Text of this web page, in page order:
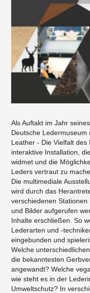
Als Auftakt im Jahr
Deutsche Ledermuseum
Leather - Die Vielfalt des
interaktive Installation,
widmet und die
Leders vertraut zu
Die multimediale
wird durch das
verschiedenen
und Bilder aufgerufen
Inhalte erschließen. So
Lederarten und -
eingebunden und
Welche
die bekanntesten
angewandt? Welche
wie steht es in der
Umweltschutz? In